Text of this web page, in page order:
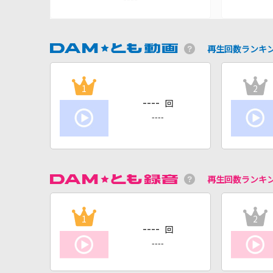
再生回数ランキ
1
---- 回
----
2
再生回数ランキ
1
---- 回
----
2